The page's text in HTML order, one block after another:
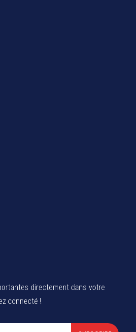
directement dans votre
connecté !